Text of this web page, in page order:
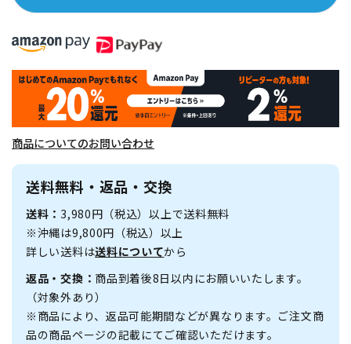
商品についてのお問い合わせ
送料無料・返品・交換
送料：3,980円（税込）以上で送料無料
※沖縄は9,800円（税込）以上
詳しい送料は送料についてから
返品・交換： 商品到着後8日以内にお願いいたします。
（対象外あり）
※商品により、返品可能期間などが異なります。ご注文商
品の商品ページの記載にてご確認いただけます。